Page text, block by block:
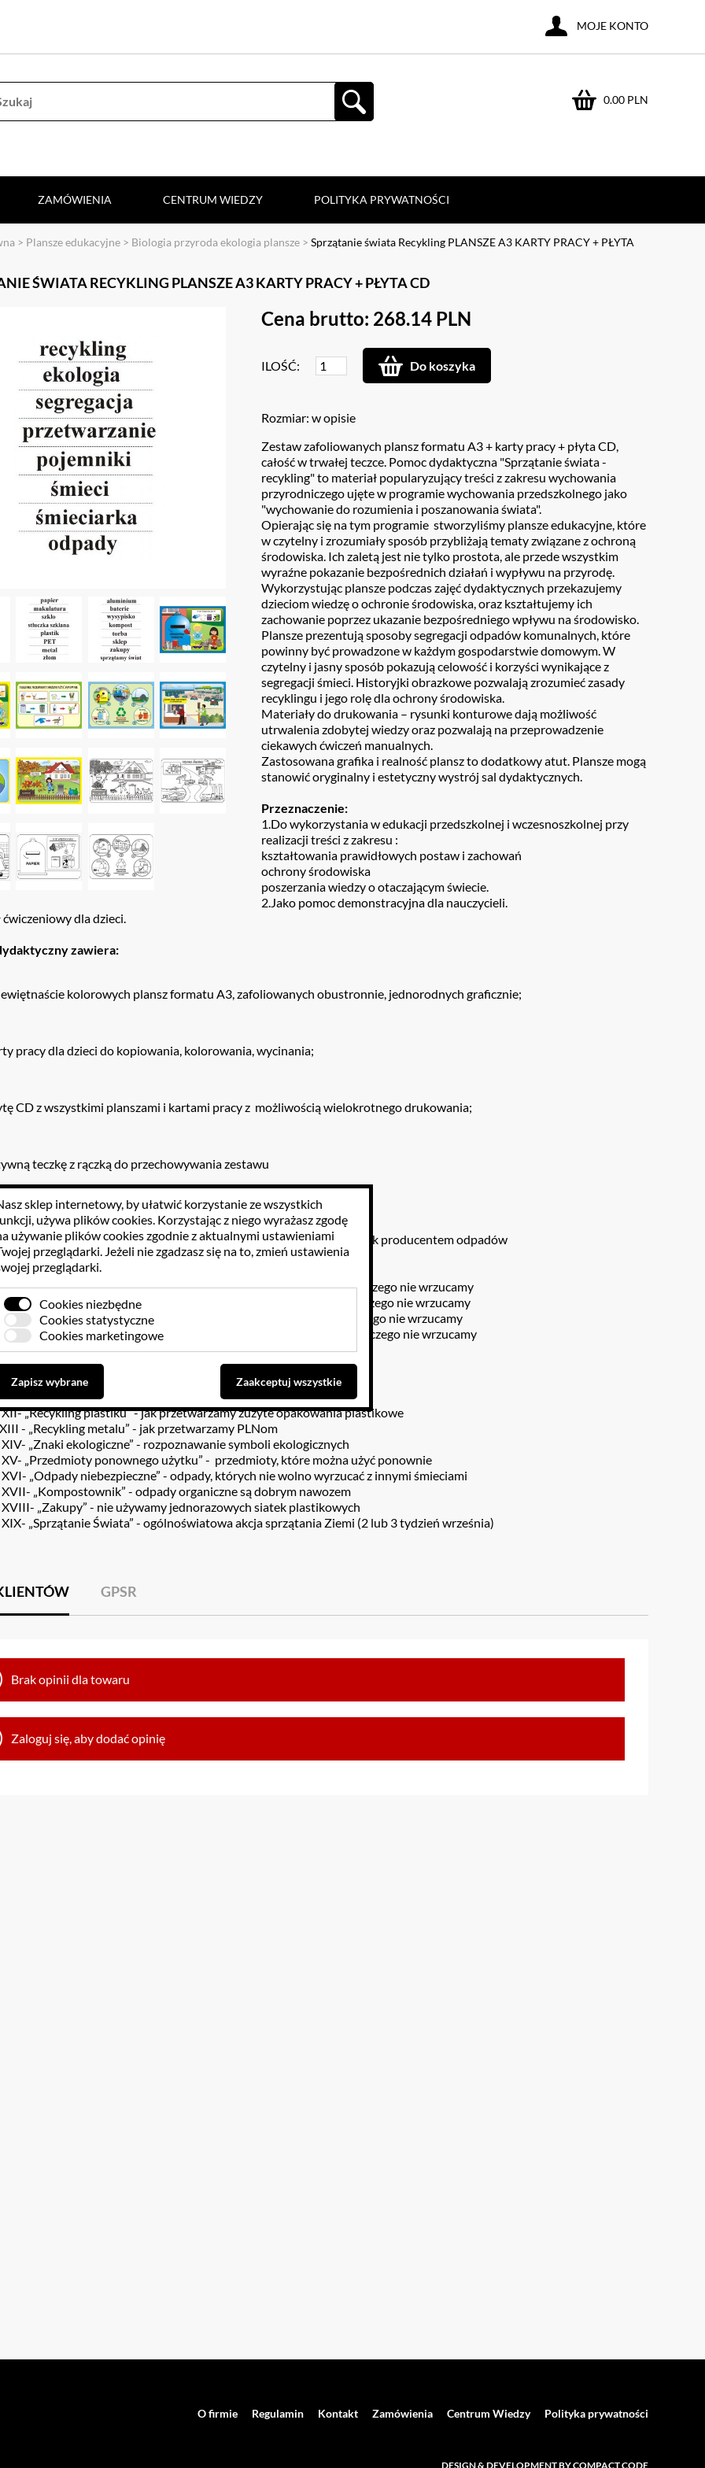
0.00 PLN
MOJE KONTO
ZAMÓWIENIA CENTRUM WIEDZY POLITYKA PRYWATNOŚCI
> Plansze edukacyjne > Biologia przyroda ekologia plansze > Sprzątanie świata Recykling PLANSZE A3 KARTY PRACY + PŁYTA
ŚWIATA RECYKLING PLANSZE A3 KARTY PRACY + PŁYTA CD
Cena brutto: 268.14 PLN
ILOŚĆ: Do koszyka
Rozmiar: w opisie
Zestaw zafoliowanych plansz formatu A3 + karty pracy + płyta CD,
całość w trwałej teczce. Pomoc dydaktyczna "Sprzątanie świata -
recykling" to materiał popularyzujący treści z zakresu wychowania
przyrodniczego ujęte w programie wychowania przedszkolnego jako
"wychowanie do rozumienia i poszanowania świata".
Opierając się na tym programie stworzyliśmy plansze edukacyjne, które
w czytelny i zrozumiały sposób przybliżają tematy związane z ochroną
środowiska. Ich zaletą jest nie tylko prostota, ale przede wszystkim
wyraźne pokazanie bezpośrednich działań i wypływu na przyrodę.
Wykorzystując plansze podczas zajęć dydaktycznych przekazujemy
dzieciom wiedzę o ochronie środowiska, oraz kształtujemy ich
zachowanie poprzez ukazanie bezpośredniego wpływu na środowisko.
Plansze prezentują sposoby segregacji odpadów komunalnych, które
powinny być prowadzone w każdym gospodarstwie domowym. W
czytelny i jasny sposób pokazują celowość i korzyści wynikające z
segregacji śmieci. Historyjki obrazkowe pozwalają zrozumieć zasady
recyklingu i jego rolę dla ochrony środowiska.
Materiały do drukowania – rysunki konturowe dają możliwość
utrwalenia zdobytej wiedzy oraz pozwalają na przeprowadzenie
ciekawych ćwiczeń manualnych.
Zastosowana grafika i realność plansz to dodatkowy atut. Plansze mogą
stanowić oryginalny i estetyczny wystrój sal dydaktycznych.
Przeznaczenie:
1.Do wykorzystania w edukacji przedszkolnej i wczesnoszkolnej przy
realizacji treści z zakresu :
kształtowania prawidłowych postaw i zachowań
ochrony środowiska
poszerzania wiedzy o otaczającym świecie.
2.Jako pomoc demonstracyjna dla nauczycieli.
ćwiczeniowy dla dzieci.
zawiera:
kolorowych plansz formatu A3, zafoliowanych obustronnie, jednorodnych graficznie;
pracy dla dzieci do kopiowania, kolorowania, wycinania;
CD z wszystkimi planszami i kartami pracy z możliwością wielokrotnego drukowania;
teczkę z rączką do przechowywania zestawu
tablic formatu A3:
- „Skąd się biorą śmieci” – odpady przemysłowe i komunalne, czowiek producentem odpadów
- „Śmieci segregujemy już w domu” – segregacja śmieci w domu
- „Kolorowe pojemniki na śmieci” – kolory pojemników na śmieci
- „Pojemnik na papier” – co wrzucamy do pojemnika na papier, a czego nie wrzucamy
- „Pojemniki na szkło” – co wrzucamy do pojemników na szkło, a czego nie wrzucamy
- „Pojemniki na plastik” - co wrzucamy do pojemnika plastik, a czego nie wrzucamy
- „Pojemniki na metal” – co wrzucamy do pojemników na metal, a czego nie wrzucamy
- „Droga śmieci” - co się dzieje ze śmieciami
- „Składowisko odpadów” - jak wygląda wysypisko śmieci
- „Recykling papieru” - jak odzyskujemy zużyty papier
- „Recykling szkła” - jak przetwarzamy zużyte opakowania szklane
„Recykling plastiku” - jak przetwarzamy zużyte opakowania plastikowe
- „Recykling metalu” - jak przetwarzamy PLNom
„Znaki ekologiczne” - rozpoznawanie symboli ekologicznych
„Przedmioty ponownego użytku” - przedmioty, które można użyć ponownie
„Odpady niebezpieczne” - odpady, których nie wolno wyrzucać z innymi śmieciami
„Kompostownik” - odpady organiczne są dobrym nawozem
„Zakupy” - nie używamy jednorazowych siatek plastikowych
„Sprzątanie Świata” - ogólnoświatowa akcja sprzątania Ziemi (2 lub 3 tydzień września)
GPSR
Brak opinii dla towaru
Zaloguj się, aby dodać opinię
O firmie Regulamin Kontakt Zamówienia Centrum Wiedzy Polityka prywatności
DESIGN & DEVELOPMENT BY COMPACT CODE
sklep internetowy, by ułatwić korzystanie ze wszystkich
używa plików cookies. Korzystając z niego wyrażasz zgodę
używanie plików cookies zgodnie z aktualnymi ustawieniami
przeglądarki. Jeżeli nie zgadzasz się na to, zmień ustawienia
przeglądarki.
Cookies niezbędne
Cookies statystyczne
Cookies marketingowe
Zapisz wybrane Zaakceptuj wszystkie